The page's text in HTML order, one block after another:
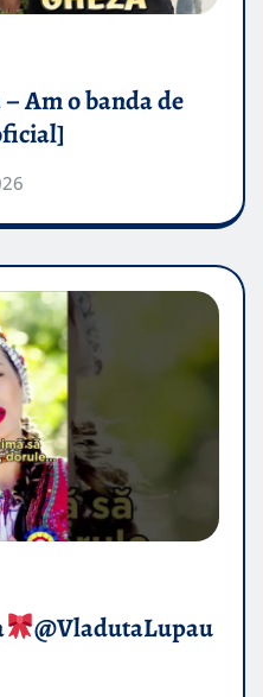
Am o banda de
​@VladutaLupau